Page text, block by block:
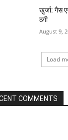
खुर्जा: गैस
ठगी
August 9,
Load
COMMENTS